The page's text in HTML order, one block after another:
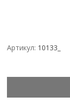
Артикул: 10133_